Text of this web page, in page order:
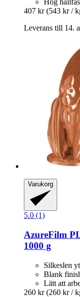
Hög
407 kr (543 kr /
Leverans till 14.
Varukorg
5.0 (1)
AzureFilm
1000 g
Silkeslen
Blank
Lätt att
260 kr (260 kr /